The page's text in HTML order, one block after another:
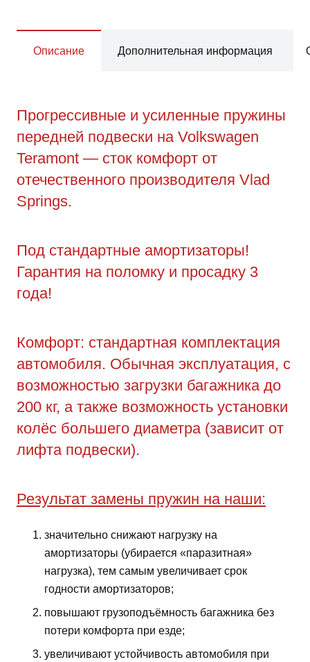
Описание Дополнительная информация
Прогрессивные и усиленные пружины
передней подвески на Volkswagen
Teramont — сток комфорт от
отечественного производителя Vlad
Springs.
Под стандартные амортизаторы!
Гарантия на поломку и просадку 3
года!
Комфорт: стандартная комплектация
автомобиля. Обычная эксплуатация, с
возможностью загрузки багажника до
200 кг, а также возможность установки
колёс большего диаметра (зависит от
лифта подвески).
Результат замены пружин на наши:
значительно снижают нагрузку на
амортизаторы (убирается «паразитная»
нагрузка), тем самым увеличивает срок
годности амортизаторов;
повышают грузоподъёмность багажника без
потери комфорта при езде;
увеличивают устойчивость автомобиля при